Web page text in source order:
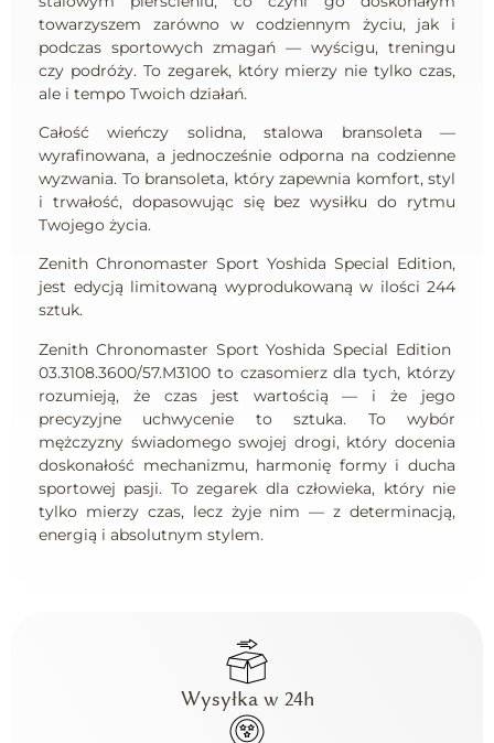
towarzyszem zarówno w codziennym życiu, jak i
podczas sportowych zmagań — wyścigu, treningu
czy podróży. To zegarek, który mierzy nie tylko czas,
ale i tempo Twoich działań.
Całość wieńczy solidna, stalowa bransoleta —
wyrafinowana, a jednocześnie odporna na codzienne
wyzwania. To bransoleta, który zapewnia komfort, styl
i trwałość, dopasowując się bez wysiłku do rytmu
Twojego życia.
Zenith Chronomaster Sport Yoshida Special Edition,
jest edycją limitowaną wyprodukowaną w ilości 244
sztuk.
Zenith Chronomaster Sport Yoshida Special Edition
03.3108.3600/57.M3100 to czasomierz dla tych, którzy
rozumieją, że czas jest wartością — i że jego
precyzyjne uchwycenie to sztuka. To wybór
mężczyzny świadomego swojej drogi, który docenia
doskonałość mechanizmu, harmonię formy i ducha
sportowej pasji. To zegarek dla człowieka, który nie
tylko mierzy czas, lecz żyje nim — z determinacją,
energią i absolutnym stylem.
Wysyłka w 24h